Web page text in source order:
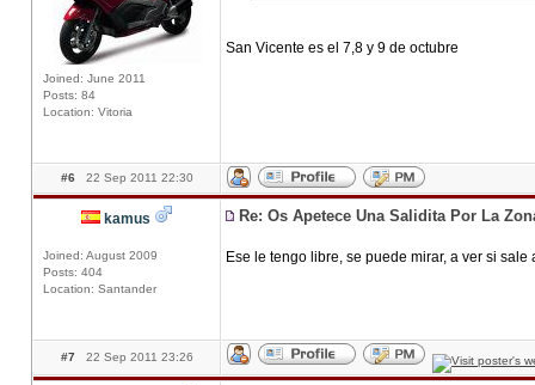
Joined: June 2011
Posts: 84
Location: Vitoria
San Vicente es el 7,8 y 9 de octubre
#6 22 Sep 2011 22:30
kamus
Joined: August 2009
Posts: 404
Location: Santander
Re: Os Apetece Una Salidita Por La
Ese le tengo libre, se puede mirar, a ver si sale
#7 22 Sep 2011 23:26